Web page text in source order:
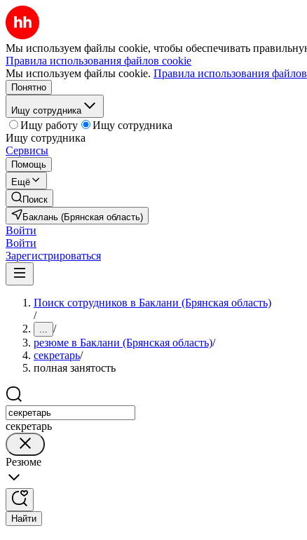
Мы используем файлы cookie, чтобы обеспечивать
Правила использования файлов cookie
Мы используем файлы cookie. Правила использования
Понятно
Ищу сотрудника
Ищу работу
Ищу сотрудника
Ищу сотрудника
Сервисы
Помощь
Ещё
Поиск
Баклань (Брянская область)
Войти
Войти
Зарегистрироваться
Поиск сотрудников в Баклани (Брянская область)
/
... /
резюме в Баклани (Брянская область)/
секретарь/
полная занятость
секретарь
Резюме
Найти